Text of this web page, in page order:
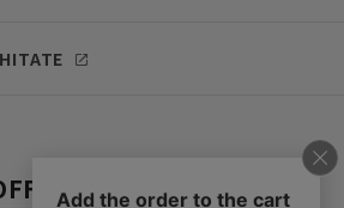
SNS